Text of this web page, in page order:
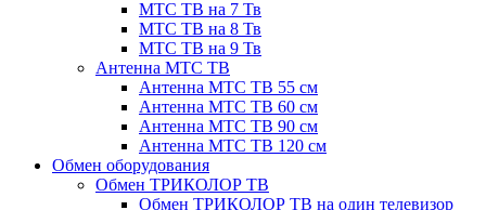
МТС ТВ на 7 Тв
МТС ТВ на 8 Тв
МТС ТВ на 9 Тв
Антенна МТС ТВ
Антенна МТС ТВ 55 см
Антенна МТС ТВ 60 см
Антенна МТС ТВ 90 см
Антенна МТС ТВ 120 см
Обмен оборудования
Обмен ТРИКОЛОР ТВ
Обмен ТРИКОЛОР ТВ на один телевизор